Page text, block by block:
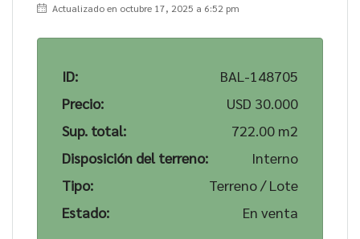
Actualizado en octubre 17, 2025 a 6:52 pm
ID:
BAL-148705
Precio:
USD 30.000
Sup. total:
722.00 m2
Disposición del terreno:
Interno
Tipo:
Terreno / Lote
Estado:
En venta